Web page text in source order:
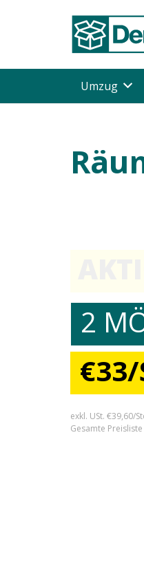
Umzug
2
exkl. USt. €39,60/
Gesamte